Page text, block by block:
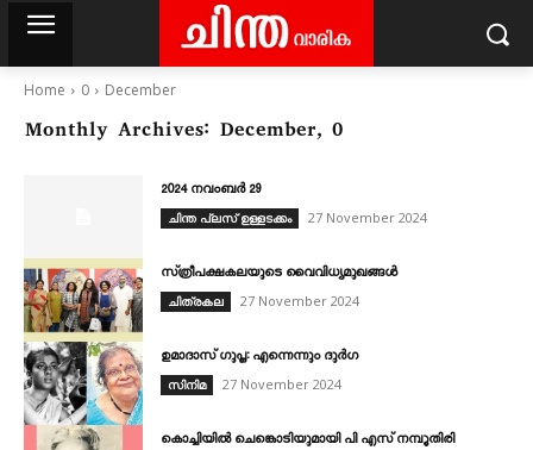
Home 0 December
Monthly Archives: December, 0
2024 നവംബർ 29
ചിന്ത പ്ലസ് ഉള്ളടക്കം
27 November 2024
സ്‌ത്രീപക്ഷകലയുടെ വൈവിധ്യമുഖങ്ങൾ
ചിത്രകല
27 November 2024
ഉമാദാസ് ഗുപ്ത: എന്നെന്നും ദുർഗ
സിനിമ
27 November 2024
കൊച്ചിയിൽ ചെങ്കൊടിയുമായി പി എസ്‌ നമ്പൂതിരി